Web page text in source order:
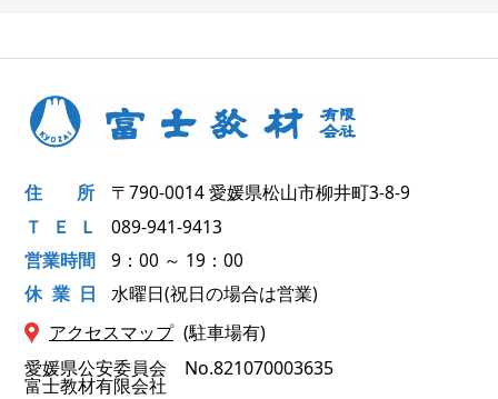
住 所 〒790-0014愛媛県松山市柳井町3-8-9
ＴＥ
Ｌ
089-941-9413
営業時間
9：00 ～ 19：00
休業 日
水曜日(祝日の場合は営業)
アクセスマップ (駐車場有)
愛媛県公安委員会 No.821070003635
富士教材有限会社